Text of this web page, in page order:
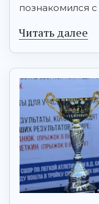
познакомился
Читать далее